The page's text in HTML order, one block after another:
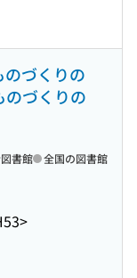
づくりの
のづくりの
書館 全国の図書館